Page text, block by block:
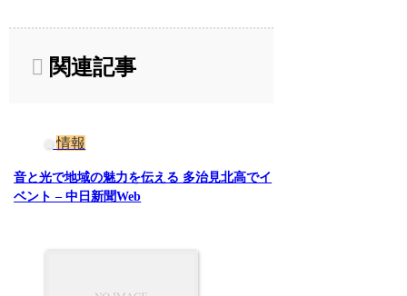
関連記事
情報
音と光で地域の魅力を伝える 多治見北高でイ
ベント – 中日新聞Web